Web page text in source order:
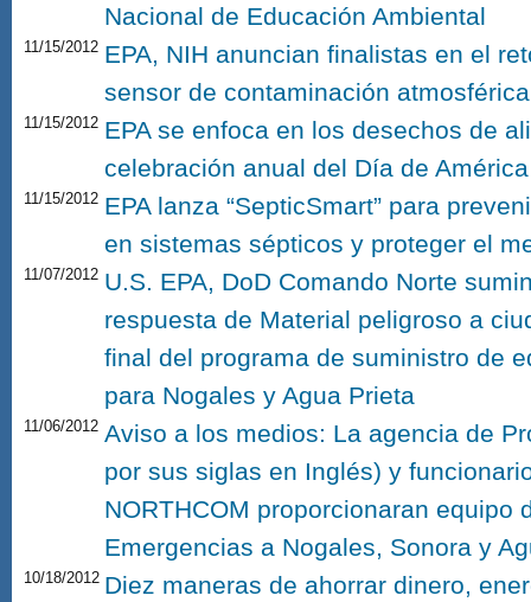
Nacional de Educación Ambiental
11/15/2012 EPA, NIH anuncian finalistas en el
sensor de contaminación atmosférica
11/15/2012 EPA se enfoca en los desechos de
celebración anual del Día de
11/15/2012 EPA lanza “SepticSmart” para
en sistemas sépticos y proteger el
11/07/2012 U.S. EPA, DoD Comando Norte
respuesta de Material peligroso a
final del programa de suministro de
para Nogales y Agua Prieta
11/06/2012 Aviso a los medios: La agencia de
por sus siglas en Inglés) y
NORTHCOM proporcionaran equipo
Emergencias a Nogales, Sonora y
10/18/2012 Diez maneras de ahorrar dinero,